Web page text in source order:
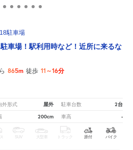
駐車場
車場！駅利用時など！近所に来るな
865m 徒歩 11～16分
外形式 屋外 駐車台数 2台
200cm 車高 -
SUV 大型車 トラック 原付 バイク